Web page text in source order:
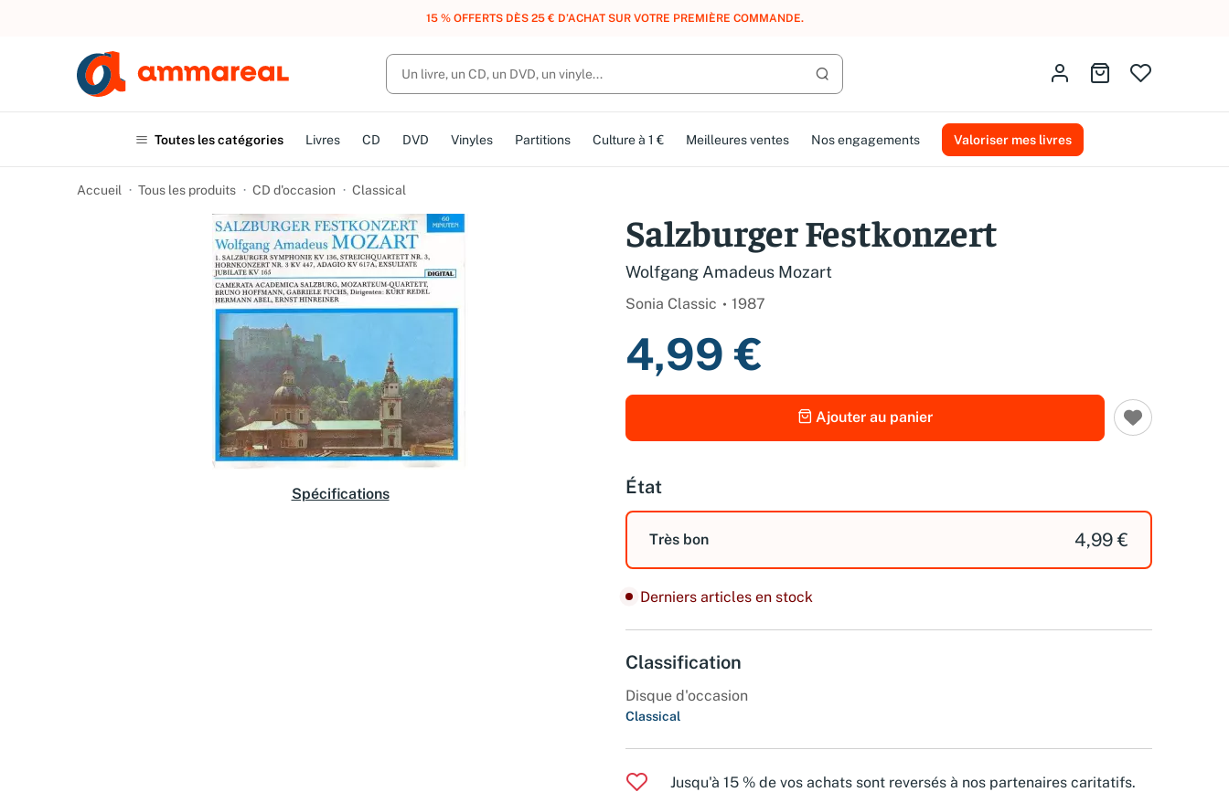
UN ACHAT, DES POINTS, DES RÉCOMPENSES :REJOIGNEZ GRATUITEMENT LE CLUB AMMAREAL.
Lancer la recherche
Identifiez-vousAller au panier
Toutes les catégories Livres CD DVD Vinyles Partitions Culture à 1 € Meilleures ventes Nos engagements Valoriser mes livres
Accueil Tous les produits CD d'occasion Classical
Spécifications
Salzburger Festkonzert
Wolfgang Amadeus Mozart
Sonia Classic 1987
4,99 €
Ajouter au panier
État
Très bon 4,99 €
Derniers articles en stock
Classification
Disque d'occasion
Classical
Jusqu'à 15 % de vos achats sont reversés à nos partenaires caritatifs.